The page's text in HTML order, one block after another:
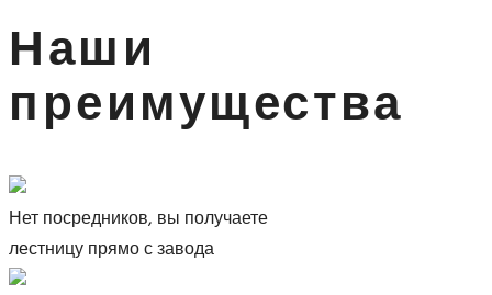
Наши
преимущества
Нет посредников, вы получаете
лестницу прямо с завода